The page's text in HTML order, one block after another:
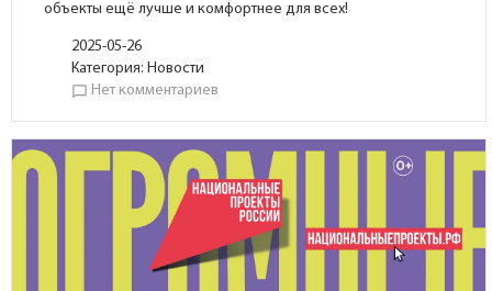
объекты ещё лучше и комфортнее для всех!
2025-05-26
Категория: Новости
chat_bubble_outline Нет комментариев